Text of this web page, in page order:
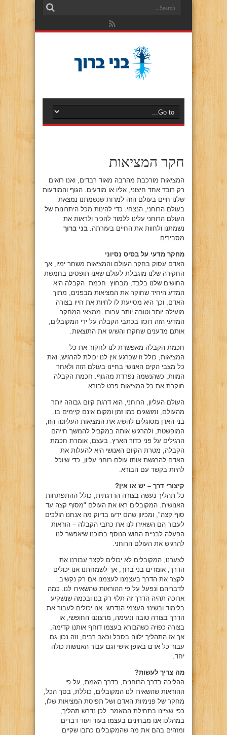
חקר המציאות
המציאות מורכבת מהרבה מאוד רבדים, ואנו רואים
רק רובד אחד חיצוני, אליו או מודעים. הגוף והמודעות
שלנו חיים בעולם הזה למרות שנשמתנו נמצאת
בעולם הרוחני, הנצחי. כדי להינות מכל היתרונות של
העולם הרוחני עלינו ללמוד להכיר ולראות את
נשמתנו ולחוות את החיים בעזרתה. בני ברוך
מסבירים.
מחקר מדעי על בסיס נסיוני
האדם עסוק בחקר העולם והמציאות משחר ימיו, אך
החקירה שלנו מוגבלת לעולם שאנו תופסים בחמשת
החושים שלנו בלבד, מבחוץ. חכמת הקבלה היא
המדע היחיד שחוקר את המציאות מבפנים, מתוך
האדם, וכך היא מסייעת לו לחיות את חייו בצורה
מועילה יותר וטובה יותר עבורו. ממצאי המחקר
המדעי הזה רוכזו בכתבי הקבלה על ידי המקובלים,
אותם מדענים שחקרו והשיגו את התוצאות.
חכמת הקבלה מאפשרת לנו לחקור את כל
המציאות, כולל זו שכרגע אין לנו יכולת להרגיש, ואת
כל מצבי הקים האנושי בחיינו בעולם הזה ולאחר
המוות, כשהנשמה נפרדת מהגוף. חכמת הקבלה
חוקרת את כל המציאות פרט לבורא.
העולם העליון, הרוחני, הוא דרגת קיום גבוהה יותר
מהעולם, ומושגים כמו זמן ומקום אינם קיימים בו.
בני האדן מסוגלים להשיג את המציאות העליונה הזו,
המופשטת, ולהרגיש אותה במקביל להמשך חייהם
הרגילים על פני כדור הארץ. בעצם, אומרת חכמת
הקבלה, מטרת הקיום האנושי היא להעלות את
האדם להרגשת אותו עולם רוחני עליון, כדי שיוכל
להיות בקשר עם הבורא.
קיצורי דרך – יש או אין?
כל תהליך נעשה בצורה הדרגתית, כולל ההתפתחות
האנושית. המקובלים ראו את העולם "מסוף קצה עד
סוף קצה", ומכיוון שהם ידעו בדיוק מה אנחנו הולכים
לעבור הם השאירו לנו את כתבי הקבלה – הוראות
הפעלה לבניית החוש הנוסף בתוכנו שיאפשר לנו
להרגיש את העולם הרוחני.
לצערנו, המקובלים לא יכולים לקצר עבורנו את
הדרך, אומרים בני ברוך, אך לשמחתנו אנו יכולים
לקצר את הדרך בעצמנו לעצמנו אם רק נקשיב
לדבריהם ונפעל על פי ההוראות שהשאירו לנו. כמה
ארוכה תהיה הדרך זה תלוי רק בנו ובכמה שנשקיע
בלימוד ובשינוי העצמי הנדרש. אנו יכולים לעבור את
הדרך בצורה טובה ונעימה, מרצוננו החופשי, או
בצורה כפויה כשהבורא בעצמו דוחף אותנו קדימה,
אך אז התהליך ילווה בסבל וכאב רבים, וזה נכון גם
עבור כל אדם באופן אישי וגם עבור האנושות כולה
יחד.
מה צריך לעשות?
ההליכה בדרך הרוחנית, בדרך האמת, על פי
ההוראות שהשאירו לנו המקובלים, כוללת, בסך הכל,
מחקר של פנימיות האדם ושל תפיסת המציאות שלו,
כפי שציינו בתחילת המאמר. לכן נדרש תהליך,
במהלכו אנו מבחינים בעצמו בעוד ועוד דברים
ומזהים בהם את מה שהמקובלים כתבו שקיים